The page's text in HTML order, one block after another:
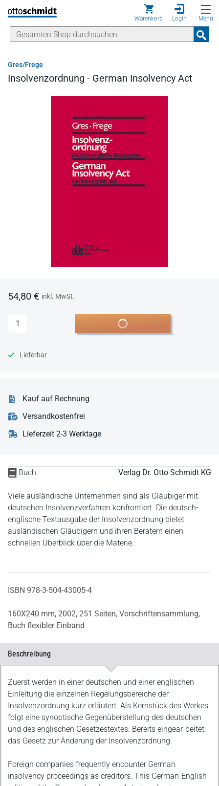
Direkt zum Inhalt
Warenkorb Login Menü
Gres/Frege
Insolvenzordnung - German Insolvency Act
Buch Verlag Dr. Otto Schmidt KG
Viele ausländische Unternehmen sind als Gläubiger mit
deutschen Insolvenzverfahren konfrontiert. Die deutsch-
englische Textausgabe der Insolvenzordnung bietet
ausländischen Gläubigern und ihren Beratern einen
schnellen Überblick über die Materie.
ISBN 978-3-504-43005-4
160X240 mm, 2002, 251 Seiten, Vorschriftensammlung,
Buch flexibler Einband
54,80 € inkl. MwSt.
Anzahl In den Warenkorb
Lieferbar
Kauf auf Rechnung
Versandkostenfrei
Lieferzeit 2-3 Werktage
Beschreibung
Beschreibung
Zuerst werden in einer deutschen und einer englischen
Einleitung die einzelnen Regelungsbereiche der
Insolvenzordnung kurz erläutert. Als Kernstück des Werkes
folgt eine synoptische Gegenüberstellung des deutschen
und des englischen Gesetzestextes. Bereits eingear-beitet:
das Gesetz zur Änderung der Insolvenzordnung.
Foreign companies frequently encounter German
insolvency proceedings as creditors. This German-English